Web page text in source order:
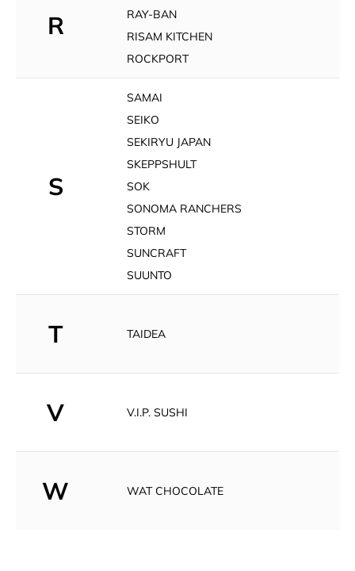
R
RAY-BAN
RISAM KITCHEN
ROCKPORT
S
SAMAI
SEIKO
SEKIRYU JAPAN
SKEPPSHULT
SOK
SONOMA RANCHERS
STORM
SUNCRAFT
SUUNTO
T TAIDEA
V V.I.P. SUSHI
W WAT CHOCOLATE